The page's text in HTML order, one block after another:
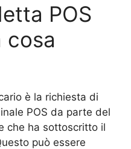
POS
cosa
è la richiesta di
POS da parte del
che ha sottoscritto il
può essere